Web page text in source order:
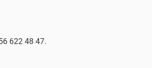
622 48 47.